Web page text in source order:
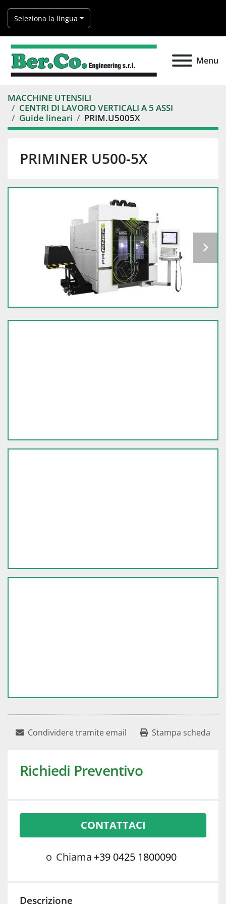
Seleziona la lingua
Menu
MACCHINE UTENSILI
CENTRI DI LAVORO VERTICALI A 5 ASSI
Guide lineari
PRIM.U5005X
PRIMINER U500-5X
Condividere tramite email Stampa scheda
Richiedi Preventivo
CONTATTACI
o Chiama +39 0425 1800090
Descrizione